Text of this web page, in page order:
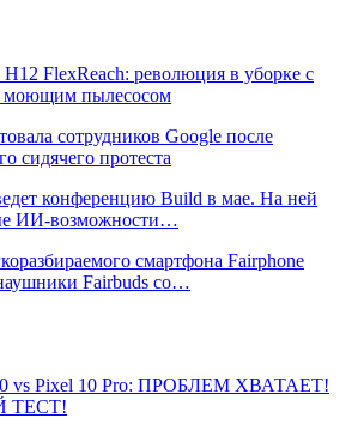
FlexReach: революция в уборке с
моющим пылесосом
сотрудников Google после
сидячего протеста
конференцию Build в мае. На ней
ИИ-возможности…
смартфона Fairphone
Fairbuds со…
vs Pixel 10 Pro: ПРОБЛЕМ ХВАТАЕТ!
ТЕСТ!